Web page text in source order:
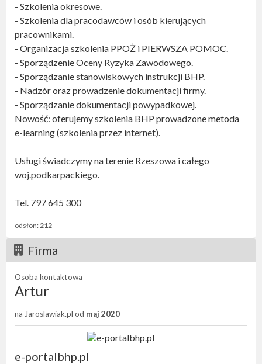
- Szkolenia okresowe.
- Szkolenia dla pracodawców i osób kierujących
pracownikami.
- Organizacja szkolenia PPOŻ i PIERWSZA POMOC.
- Sporządzenie Oceny Ryzyka Zawodowego.
- Sporządzanie stanowiskowych instrukcji BHP.
- Nadzór oraz prowadzenie dokumentacji firmy.
- Sporządzanie dokumentacji powypadkowej.
Nowość: oferujemy szkolenia BHP prowadzone metoda
e-learning (szkolenia przez internet).
Usługi świadczymy na terenie Rzeszowa i całego
woj.podkarpackiego.
Tel. 797 645 300
odsłon:212
Firma
Osoba kontaktowa
Artur
na Jaroslawiak.pl od maj 2020
e-portalbhp.pl